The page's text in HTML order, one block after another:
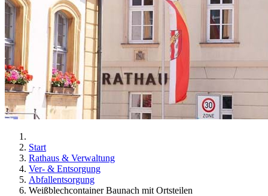
Start
Rathaus & Verwaltung
Ver- & Entsorgung
Abfallentsorgung
Weißblechcontainer Baunach mit Ortsteilen